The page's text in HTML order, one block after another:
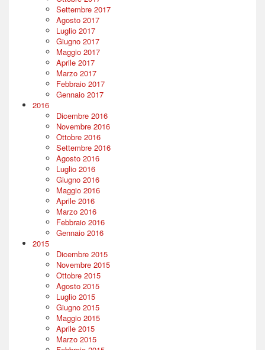
Settembre 2017
Agosto 2017
Luglio 2017
Giugno 2017
Maggio 2017
Aprile 2017
Marzo 2017
Febbraio 2017
Gennaio 2017
2016
Dicembre 2016
Novembre 2016
Ottobre 2016
Settembre 2016
Agosto 2016
Luglio 2016
Giugno 2016
Maggio 2016
Aprile 2016
Marzo 2016
Febbraio 2016
Gennaio 2016
2015
Dicembre 2015
Novembre 2015
Ottobre 2015
Agosto 2015
Luglio 2015
Giugno 2015
Maggio 2015
Aprile 2015
Marzo 2015